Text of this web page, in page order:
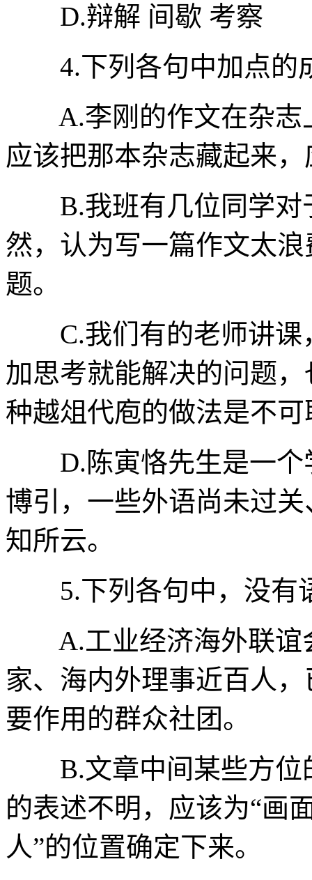
D.辩解 间歇 考察
4.下列各句中加点的
A.李刚的作文在杂志
应该把那本杂志藏起来
B.我班有几位同学对
然，认为写一篇作文太
题。
C.我们有的老师讲课
加思考就能解决的问题
种越俎代庖的做法是不可
D.陈寅恪先生是一个
博引，一些外语尚未过
知所云。
5.下列各句中，没有
A.工业经济海外联谊
家、海内外理事近百人
要作用的群众社团。
B.文章中间某些方位
的表述不明，应该为“画
人”的位置确定下来。